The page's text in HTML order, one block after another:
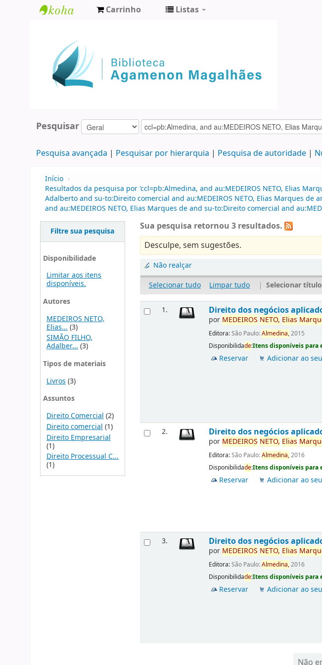
Agamenon
Magalhães
Carrinho Listas
Pesquisar
Pesquisa avançada Pesquisar por hierarquia Pesquisa de autoridade
Início ›
Resultados da pesquisa por 'ccl=pb:Almedina, and au:MEDEIROS NETO, Elias
Adalberto and su-to:Direito comercial and au:MEDEIROS NETO, Elias Marques
and au:MEDEIROS NETO, Elias Marques de and su-to:Direito comercial and
Filtre sua pesquisa
Disponibilidade
Limitar aos itens
disponíveis.
Autores
MEDEIROS NETO,
Elias... (3)
SIMÃO FILHO,
Adalber...(3)
Tipos de materiais
Livros (3)
Assuntos
Direito Comercial (2)
Direito comercial (1)
Direito Empresarial
(1)
Direito Processual C...
(1)
Sua pesquisa retornou 3 resultados.
Desculpe, sem sugestões.
Não realçar
Selecionar tudo
Limpar tudo | Selecionar
1. Direito dos negócios
por MEDEIROS NETO, Elias
Editora:São Paulo:Almedina,2015
Disponibilidade:Itens disponíveis para
Reservar Adicionar ao
2. Direito dos negócios
por MEDEIROS NETO, Elias
Editora:São Paulo:Almedina,2016
Disponibilidade:Itens disponíveis para
Reservar Adicionar ao
3. Direito dos negócios
por MEDEIROS NETO, Elias
Editora:São Paulo:Almedina,2016
Disponibilidade:Itens disponíveis para
Reservar Adicionar ao